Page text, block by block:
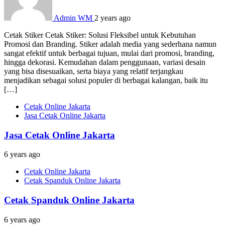
Admin WM 2 years ago
Cetak Stiker Cetak Stiker: Solusi Fleksibel untuk Kebutuhan
Promosi dan Branding. Stiker adalah media yang sederhana namun
sangat efektif untuk berbagai tujuan, mulai dari promosi, branding,
hingga dekorasi. Kemudahan dalam penggunaan, variasi desain
yang bisa disesuaikan, serta biaya yang relatif terjangkau
menjadikan sebagai solusi populer di berbagai kalangan, baik itu
[…]
Cetak Online Jakarta
Jasa Cetak Online Jakarta
Jasa Cetak Online Jakarta
6 years ago
Cetak Online Jakarta
Cetak Spanduk Online Jakarta
Cetak Spanduk Online Jakarta
6 years ago